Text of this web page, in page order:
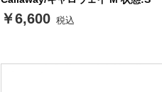
￥6,600 税込